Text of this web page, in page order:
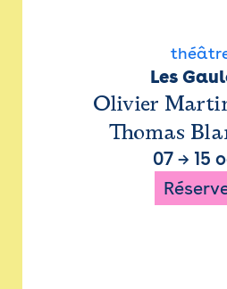
Les
Olivier
Thomas
07→ 15